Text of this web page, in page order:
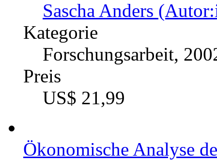
Sascha Anders
Kategorie
Forschungsarbeit,
Preis
US$ 21,99
Ökonomische Analyse